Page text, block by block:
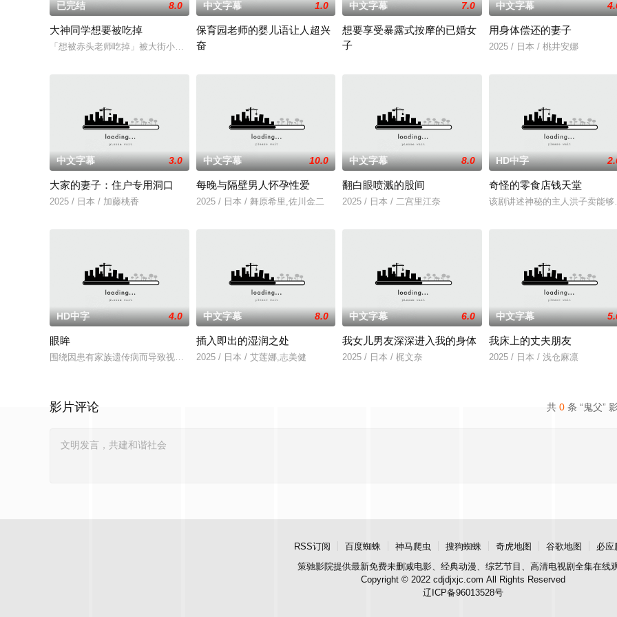
已完结 8.0
大神同学想要被吃掉
「想被赤头老师吃掉」被大街小巷中传闻的「抢夺短裙大叔」抢走短裙的大神雏子。拯救她的是，偶然路过的赤头老师
中文字幕 1.0
保育园老师的婴儿语让人超兴
奋
中文字幕 7.0
想要享受暴露式按摩的已婚女
子
中文字幕
用身体偿还的妻子
2025 / 日本 / 桃井安娜
中文字幕 3.0
大家的妻子：住户专用洞口
2025 / 日本 / 加藤桃香
中文字幕 10.0
每晚与隔壁男人怀孕性爱
2025 / 日本 / 舞原希里,佐川金二
中文字幕 8.0
翻白眼喷溅的股间
2025 / 日本 / 二宫里江奈
HD中字
奇怪的零食店钱天堂
该剧讲述神秘的主人洪子卖能够
HD中字 4.0
眼眸
围绕因患有家族遗传病而导致视力逐渐丧失的摄影师瑞真展开。在面对跨越视力障碍、好不容易成为陶艺家却离奇身亡
中文字幕 8.0
插入即出的湿润之处
2025 / 日本 / 艾莲娜,志美健
中文字幕 6.0
我女儿男友深深进入我的身体
2025 / 日本 / 梶文奈
中文字幕
我床上的丈夫朋友
2025 / 日本 / 浅仓麻凛
共 0 条 “鬼父”
影片评论
RSS订阅 百度蜘蛛 神马爬虫 搜狗蜘蛛 奇虎地图 谷歌地图
必应
策驰影院提供最新免费未删减电影、经典动漫、综艺节目、高清电视剧全集在线
Copyright © 2022 cdjdjxjc.com All Rights Reserved
辽ICP备96013528号